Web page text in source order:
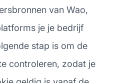
van Wao,
je je bedrijf
stap is om de
controleren, zodat je